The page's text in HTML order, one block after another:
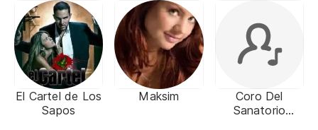
El Cartel de Los
Sapos
Maksim
Coro Del
Sanatorio